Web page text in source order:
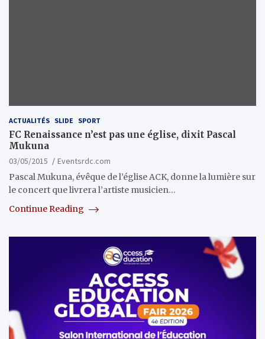
ACTUALITÉS SLIDE SPORT
FC Renaissance n’est pas une église, dixit Pascal
Mukuna
03/05/2015
Eventsrdc.com
Pascal Mukuna, évêque de l’église ACK, donne la lumière sur
le concert que livrera l’artiste musicien…
Continue Reading